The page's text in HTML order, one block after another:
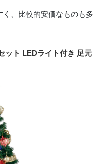
、比較的安価なものも多
ット LEDライト付き 足元